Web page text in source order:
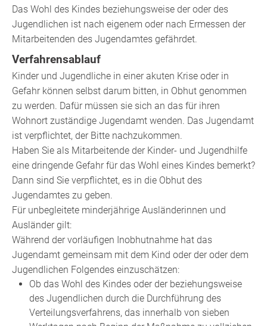
Das Wohl des Kindes beziehungsweise der oder des
Jugendlichen ist nach eigenem oder nach Ermessen der
Mitarbeitenden des Jugendamtes gefährdet.
Verfahrensablauf
Kinder und Jugendliche in einer akuten Krise oder in
Gefahr können selbst darum bitten, in Obhut genommen
zu werden. Dafür müssen sie sich an das für ihren
Wohnort zuständige Jugendamt wenden. Das Jugendamt
ist verpflichtet, der Bitte nachzukommen.
Haben Sie als Mitarbeitende der Kinder- und Jugendhilfe
eine dringende Gefahr für das Wohl eines Kindes bemerkt?
Dann sind Sie verpflichtet, es in die Obhut des
Jugendamtes zu geben.
Für unbegleitete minderjährige Ausländerinnen und
Ausländer gilt:
Während der vorläufigen Inobhutnahme hat das
Jugendamt gemeinsam mit dem Kind oder der oder dem
Jugendlichen Folgendes einzuschätzen:
Ob das Wohl des Kindes oder der beziehungsweise
des Jugendlichen durch die Durchführung des
Verteilungsverfahrens, das innerhalb von sieben